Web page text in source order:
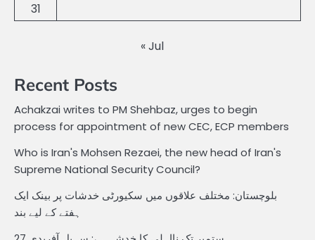
31
« Jul
Recent Posts
Achakzai writes to PM Shehbaz, urges to begin
process for appointment of new CEC, ECP members
Who is Iran's Mohsen Rezaei, the new head of Iran's
Supreme National Security Council?
بلوچستان: مختلف علاقوں میں سکیورٹی خدشات پر بینک ایک
ہفتے کے لیے بند